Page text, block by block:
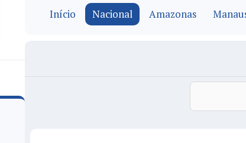
Início Nacional Amazonas